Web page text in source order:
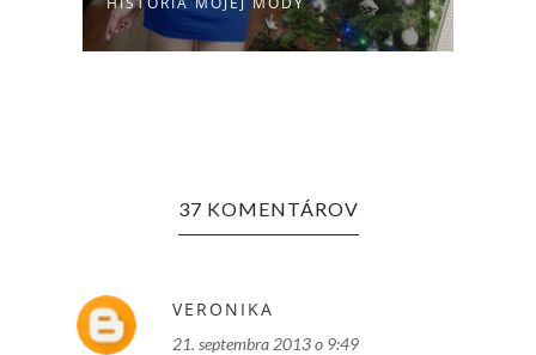
37 KOMENTÁROV
VERONIKA
21. septembra 2013 o 9:49